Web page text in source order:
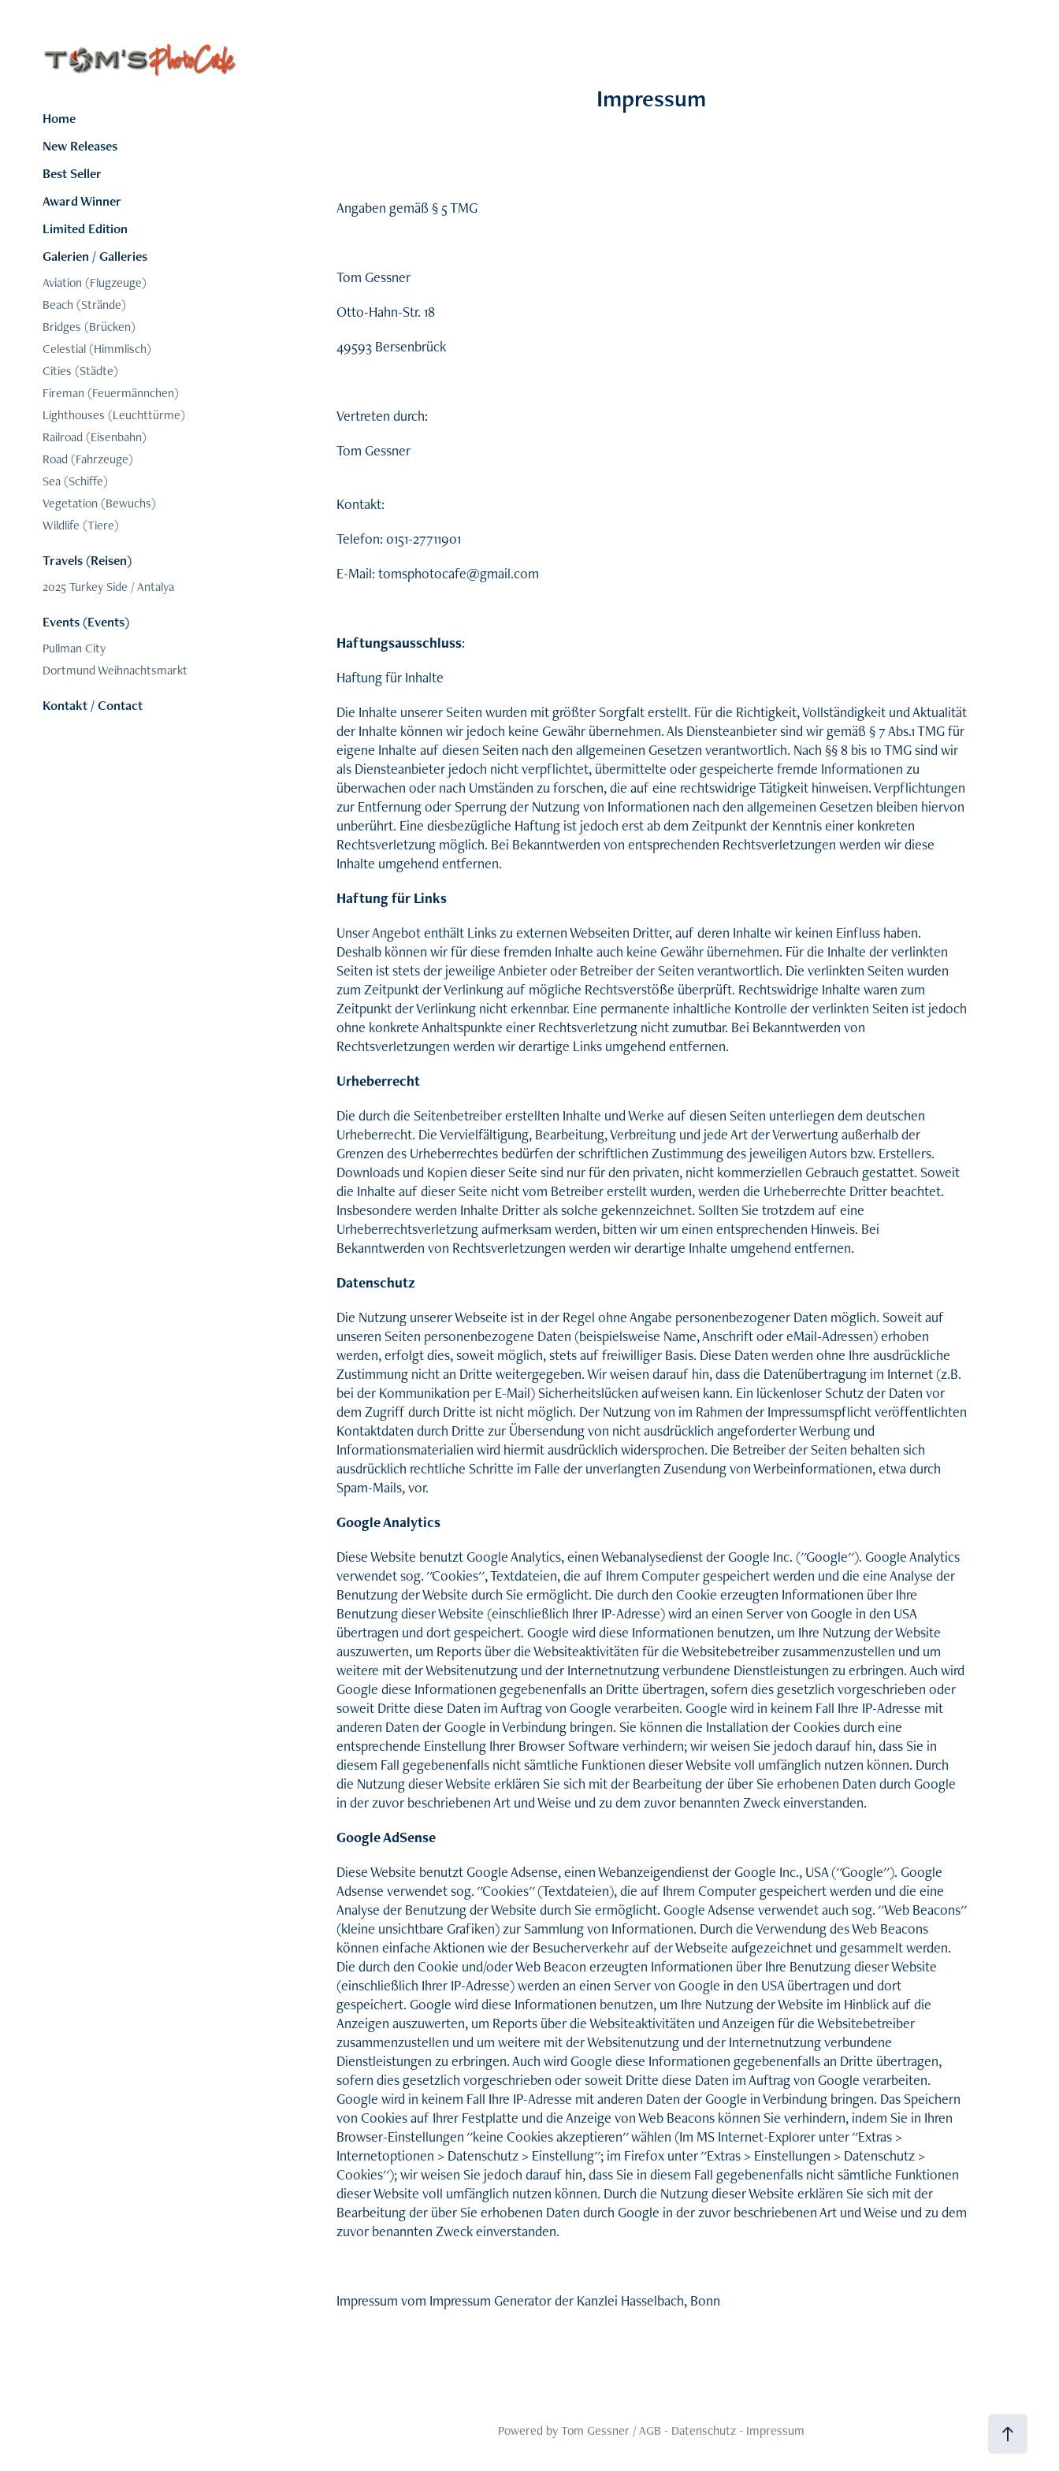
Home
New Releases
Best Seller
Award Winner
Limited Edition
Galerien / Galleries
Aviation (Flugzeuge)
Beach (Strände)
Bridges (Brücken)
Celestial (Himmlisch)
Cities (Städte)
Fireman (Feuermännchen)
Lighthouses (Leuchttürme)
Railroad (Eisenbahn)
Road (Fahrzeuge)
Sea (Schiffe)
Vegetation (Bewuchs)
Wildlife (Tiere)
Travels (Reisen)
2025 Turkey Side / Antalya
Events (Events)
Pullman City
Dortmund Weihnachtsmarkt
Kontakt / Contact
Impressum
Angaben gemäß § 5 TMG
Tom Gessner
Otto-Hahn-Str. 18
49593 Bersenbrück
Vertreten durch:
Tom Gessner
Kontakt:
Telefon: 0151-27711901
E-Mail: tomsphotocafe@gmail.com
Haftungsausschluss:
Haftung für Inhalte
Die Inhalte unserer Seiten wurden mit größter Sorgfalt erstellt. Für die Richtigkeit, Vollständigkeit und Aktualität
der Inhalte können wir jedoch keine Gewähr übernehmen. Als Diensteanbieter sind wir gemäß § 7 Abs.1 TMG für
eigene Inhalte auf diesen Seiten nach den allgemeinen Gesetzen verantwortlich. Nach §§ 8 bis 10 TMG sind wir
als Diensteanbieter jedoch nicht verpflichtet, übermittelte oder gespeicherte fremde Informationen zu
überwachen oder nach Umständen zu forschen, die auf eine rechtswidrige Tätigkeit hinweisen. Verpflichtungen
zur Entfernung oder Sperrung der Nutzung von Informationen nach den allgemeinen Gesetzen bleiben hiervon
unberührt. Eine diesbezügliche Haftung ist jedoch erst ab dem Zeitpunkt der Kenntnis einer konkreten
Rechtsverletzung möglich. Bei Bekanntwerden von entsprechenden Rechtsverletzungen werden wir diese
Inhalte umgehend entfernen.
Haftung für Links
Unser Angebot enthält Links zu externen Webseiten Dritter, auf deren Inhalte wir keinen Einfluss haben.
Deshalb können wir für diese fremden Inhalte auch keine Gewähr übernehmen. Für die Inhalte der verlinkten
Seiten ist stets der jeweilige Anbieter oder Betreiber der Seiten verantwortlich. Die verlinkten Seiten wurden
zum Zeitpunkt der Verlinkung auf mögliche Rechtsverstöße überprüft. Rechtswidrige Inhalte waren zum
Zeitpunkt der Verlinkung nicht erkennbar. Eine permanente inhaltliche Kontrolle der verlinkten Seiten ist jedoch
ohne konkrete Anhaltspunkte einer Rechtsverletzung nicht zumutbar. Bei Bekanntwerden von
Rechtsverletzungen werden wir derartige Links umgehend entfernen.
Urheberrecht
Die durch die Seitenbetreiber erstellten Inhalte und Werke auf diesen Seiten unterliegen dem deutschen
Urheberrecht. Die Vervielfältigung, Bearbeitung, Verbreitung und jede Art der Verwertung außerhalb der
Grenzen des Urheberrechtes bedürfen der schriftlichen Zustimmung des jeweiligen Autors bzw. Erstellers.
Downloads und Kopien dieser Seite sind nur für den privaten, nicht kommerziellen Gebrauch gestattet. Soweit
die Inhalte auf dieser Seite nicht vom Betreiber erstellt wurden, werden die Urheberrechte Dritter beachtet.
Insbesondere werden Inhalte Dritter als solche gekennzeichnet. Sollten Sie trotzdem auf eine
Urheberrechtsverletzung aufmerksam werden, bitten wir um einen entsprechenden Hinweis. Bei
Bekanntwerden von Rechtsverletzungen werden wir derartige Inhalte umgehend entfernen.
Datenschutz
Die Nutzung unserer Webseite ist in der Regel ohne Angabe personenbezogener Daten möglich. Soweit auf
unseren Seiten personenbezogene Daten (beispielsweise Name, Anschrift oder eMail-Adressen) erhoben
werden, erfolgt dies, soweit möglich, stets auf freiwilliger Basis. Diese Daten werden ohne Ihre ausdrückliche
Zustimmung nicht an Dritte weitergegeben. Wir weisen darauf hin, dass die Datenübertragung im Internet (z.B.
bei der Kommunikation per E-Mail) Sicherheitslücken aufweisen kann. Ein lückenloser Schutz der Daten vor
dem Zugriff durch Dritte ist nicht möglich. Der Nutzung von im Rahmen der Impressumspflicht veröffentlichten
Kontaktdaten durch Dritte zur Übersendung von nicht ausdrücklich angeforderter Werbung und
Informationsmaterialien wird hiermit ausdrücklich widersprochen. Die Betreiber der Seiten behalten sich
ausdrücklich rechtliche Schritte im Falle der unverlangten Zusendung von Werbeinformationen, etwa durch
Spam-Mails, vor.
Google Analytics
Diese Website benutzt Google Analytics, einen Webanalysedienst der Google Inc. (''Google''). Google Analytics
verwendet sog. ''Cookies'', Textdateien, die auf Ihrem Computer gespeichert werden und die eine Analyse der
Benutzung der Website durch Sie ermöglicht. Die durch den Cookie erzeugten Informationen über Ihre
Benutzung dieser Website (einschließlich Ihrer IP-Adresse) wird an einen Server von Google in den USA
übertragen und dort gespeichert. Google wird diese Informationen benutzen, um Ihre Nutzung der Website
auszuwerten, um Reports über die Websiteaktivitäten für die Websitebetreiber zusammenzustellen und um
weitere mit der Websitenutzung und der Internetnutzung verbundene Dienstleistungen zu erbringen. Auch wird
Google diese Informationen gegebenenfalls an Dritte übertragen, sofern dies gesetzlich vorgeschrieben oder
soweit Dritte diese Daten im Auftrag von Google verarbeiten. Google wird in keinem Fall Ihre IP-Adresse mit
anderen Daten der Google in Verbindung bringen. Sie können die Installation der Cookies durch eine
entsprechende Einstellung Ihrer Browser Software verhindern; wir weisen Sie jedoch darauf hin, dass Sie in
diesem Fall gegebenenfalls nicht sämtliche Funktionen dieser Website voll umfänglich nutzen können. Durch
die Nutzung dieser Website erklären Sie sich mit der Bearbeitung der über Sie erhobenen Daten durch Google
in der zuvor beschriebenen Art und Weise und zu dem zuvor benannten Zweck einverstanden.
Google AdSense
Diese Website benutzt Google Adsense, einen Webanzeigendienst der Google Inc., USA (''Google''). Google
Adsense verwendet sog. ''Cookies'' (Textdateien), die auf Ihrem Computer gespeichert werden und die eine
Analyse der Benutzung der Website durch Sie ermöglicht. Google Adsense verwendet auch sog. ''Web Beacons''
(kleine unsichtbare Grafiken) zur Sammlung von Informationen. Durch die Verwendung des Web Beacons
können einfache Aktionen wie der Besucherverkehr auf der Webseite aufgezeichnet und gesammelt werden.
Die durch den Cookie und/oder Web Beacon erzeugten Informationen über Ihre Benutzung dieser Website
(einschließlich Ihrer IP-Adresse) werden an einen Server von Google in den USA übertragen und dort
gespeichert. Google wird diese Informationen benutzen, um Ihre Nutzung der Website im Hinblick auf die
Anzeigen auszuwerten, um Reports über die Websiteaktivitäten und Anzeigen für die Websitebetreiber
zusammenzustellen und um weitere mit der Websitenutzung und der Internetnutzung verbundene
Dienstleistungen zu erbringen. Auch wird Google diese Informationen gegebenenfalls an Dritte übertragen,
sofern dies gesetzlich vorgeschrieben oder soweit Dritte diese Daten im Auftrag von Google verarbeiten.
Google wird in keinem Fall Ihre IP-Adresse mit anderen Daten der Google in Verbindung bringen. Das Speichern
von Cookies auf Ihrer Festplatte und die Anzeige von Web Beacons können Sie verhindern, indem Sie in Ihren
Browser-Einstellungen ''keine Cookies akzeptieren'' wählen (Im MS Internet-Explorer unter ''Extras >
Internetoptionen > Datenschutz > Einstellung''; im Firefox unter ''Extras > Einstellungen > Datenschutz >
Cookies''); wir weisen Sie jedoch darauf hin, dass Sie in diesem Fall gegebenenfalls nicht sämtliche Funktionen
dieser Website voll umfänglich nutzen können. Durch die Nutzung dieser Website erklären Sie sich mit der
Bearbeitung der über Sie erhobenen Daten durch Google in der zuvor beschriebenen Art und Weise und zu dem
zuvor benannten Zweck einverstanden.
Impressum vom Impressum Generator der Kanzlei Hasselbach, Bonn
Powered by Tom Gessner /AGB - Datenschutz - Impressum